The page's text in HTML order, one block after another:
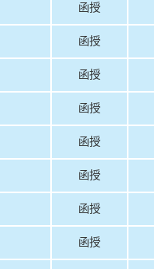
函授
函授
函授
函授
函授
函授
函授
函授